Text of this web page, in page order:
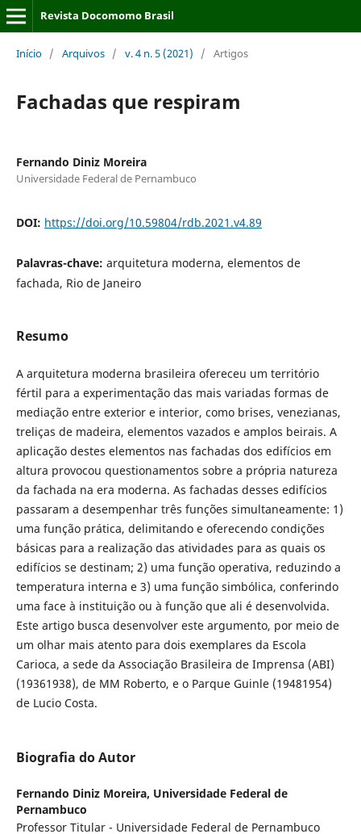
Revista Docomomo Brasil
Início / Arquivos / v. 4 n. 5 (2021) / Artigos
Fachadas que respiram
Fernando Diniz Moreira
Universidade Federal de Pernambuco
DOI: https://doi.org/10.59804/rdb.2021.v4.89
Palavras-chave: arquitetura moderna, elementos de
fachada, Rio de Janeiro
Resumo
A arquitetura moderna brasileira ofereceu um território
fértil para a experimentação das mais variadas formas de
mediação entre exterior e interior, como brises, venezianas,
treliças de madeira, elementos vazados e amplos beirais. A
aplicação destes elementos nas fachadas dos edifícios em
altura provocou questionamentos sobre a própria natureza
da fachada na era moderna. As fachadas desses edifícios
passaram a desempenhar três funções simultaneamente: 1)
uma função prática, delimitando e oferecendo condições
básicas para a realização das atividades para as quais os
edifícios se destinam; 2) uma função operativa, reduzindo a
temperatura interna e 3) uma função simbólica, conferindo
uma face à instituição ou à função que ali é desenvolvida.
Este artigo busca desenvolver este argumento, por meio de
um olhar mais atento para dois exemplares da Escola
Carioca, a sede da Associação Brasileira de Imprensa (ABI)
(19361938), de MM Roberto, e o Parque Guinle (19481954)
de Lucio Costa.
Biografia do Autor
Fernando Diniz Moreira, Universidade Federal de
Pernambuco
Professor Titular - Universidade Federal de Pernambuco